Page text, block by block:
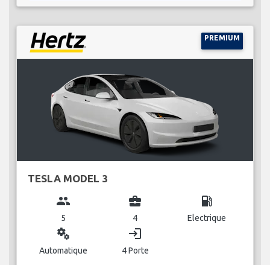
PREMIUM
TESLA MODEL 3
group
5
business_center
4
local_gas_station
Electrique
miscellaneous_services
Automatique
login
4 Porte